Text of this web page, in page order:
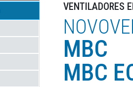
VENTILADORES
MBC
MBC